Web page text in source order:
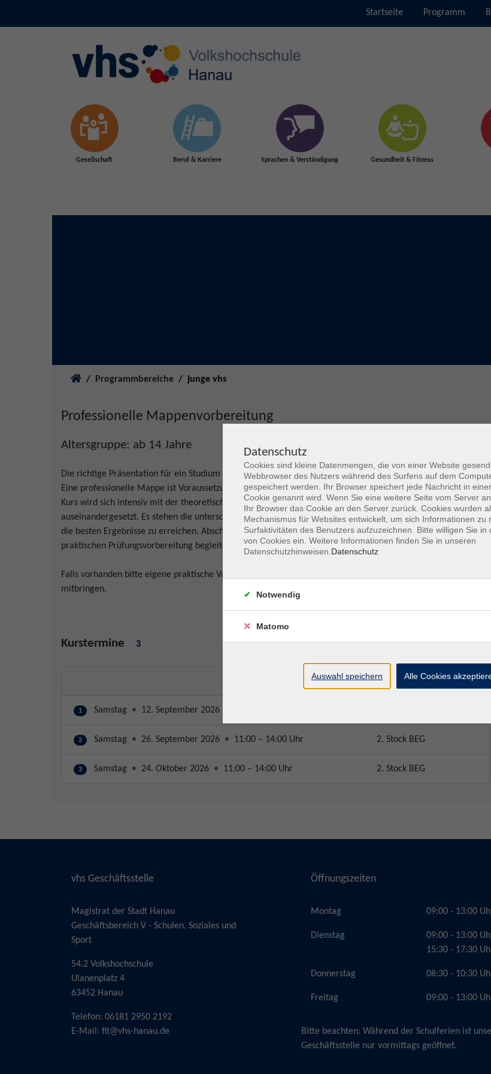
Startseite Programm
Gesellschaft Beruf & Karriere Sprachen & Verständigung Gesundheit & Fitness
Programmbereiche
junge vhs
Professionelle Mappenvorbereitung
Altersgruppe: ab 14 Jahre
Die richtige Präsentation für ein Studium im Bereich Bildende Kunst, Kunstpädagogik oder Design.
Eine professionelle Mappe ist Voraussetzung um sich für ein künstlerisches Studium zu bewerben. In diesem
Kurs wird sich intensiv mit der theoretischen und praktischen Zusammenstellung einer solchen Mappe
auseinandergesetzt. Es stehen die unterschiedlichsten Materialien zur Verfügung um mit individueller Hilfe
die besten Ergebnisse zu erreichen. Abschnitte zu Form- und Farbkomposition, Perspektive, Duktus zur
praktischen Prüfungsvorbereitung begleiten die künstlerische Arbeit.
Falls vorhanden bitte eigene praktische Vorbereitungen, bzw, Prüfungsunterlagen der jeweiligen Schule
mitbringen.
Kurstermine 3
Ort / Raum
1 Samstag • 12. September 2026
2 Samstag • 26. September 2026 • 11:00 – 14:00 Uhr 2. Stock BEG
3 Samstag • 24. Oktober 2026 • 11:00 – 14:00 Uhr 2. Stock BEG
vhs Geschäftsstelle
Magistrat der Stadt Hanau
Geschäftsbereich V - Schulen, Soziales und
Sport
54.2 Volkshochschule
Ulanenplatz 4
63452 Hanau
Telefon: 06181 2950 2192
E-Mail: fit@vhs-hanau.de
Öffnungszeiten
Montag
Dienstag
Donnerstag
Freitag
09:00 - 13:00
09:00 - 13:00
15:30 - 17:30
08:30 - 10:30
09:00 - 13:00
Bitte beachten: Während der Schulferien ist
Geschäftsstelle nur vormittags geöffnet.
Datenschutz
Cookies sind kleine Datenmengen, die von einer Website
Webbrowser des Nutzers während des Surfens auf dem
gespeichert werden. Ihr Browser speichert jede Nachricht in
Cookie genannt wird. Wenn Sie eine weitere Seite vom Server
Ihr Browser das Cookie an den Server zurück. Cookies wurden
Mechanismus für Websites entwickelt, um sich Informationen zu
Surfaktivitäten des Benutzers aufzuzeichnen. Bitte willigen Sie in
von Cookies ein. Weitere Informationen finden Sie in unseren
Datenschutzhinweisen. Datenschutz
Notwendig
Matomo
Auswahl speichern Alle Cookies